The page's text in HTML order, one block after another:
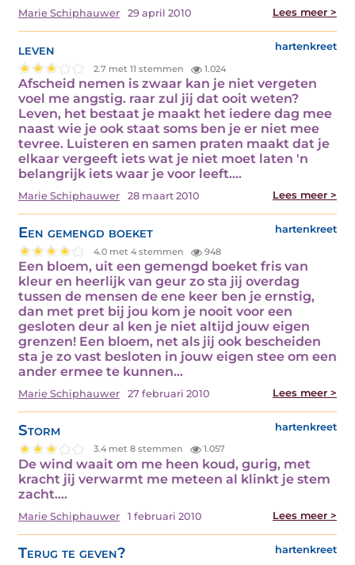
Marie Schiphauwer 29 april 2010 Lees meer >
leven hartenkreet
2.7 met 11 stemmen 1.024
Afscheid nemen is zwaar kan je niet vergeten
voel me angstig. raar zul jij dat ooit weten?
Leven, het bestaat je maakt het iedere dag mee
naast wie je ook staat soms ben je er niet mee
tevree. Luisteren en samen praten maakt dat je
elkaar vergeeft iets wat je niet moet laten 'n
belangrijk iets waar je voor leeft.…
Marie Schiphauwer 28 maart 2010 Lees meer >
Een gemengd boeket hartenkreet
4.0 met 4 stemmen 948
Een bloem, uit een gemengd boeket fris van
kleur en heerlijk van geur zo sta jij overdag
tussen de mensen de ene keer ben je ernstig,
dan met pret bij jou kom je nooit voor een
gesloten deur al ken je niet altijd jouw eigen
grenzen! Een bloem, net als jij ook bescheiden
sta je zo vast besloten in jouw eigen stee om een
ander ermee te kunnen…
Marie Schiphauwer 27 februari 2010 Lees meer >
Storm hartenkreet
3.4 met 8 stemmen 1.057
De wind waait om me heen koud, gurig, met
kracht jij verwarmt me meteen al klinkt je stem
zacht.…
Marie Schiphauwer 1 februari 2010 Lees meer >
Terug te geven? hartenkreet